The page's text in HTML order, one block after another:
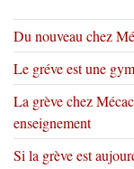
Du nouveau chez
Le gréve est une
La grève chez
enseignement
Si la grève est